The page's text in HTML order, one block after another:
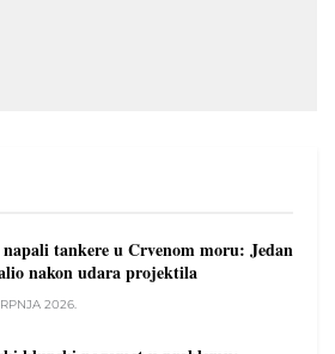
tankere u Crvenom moru: Jedan
nakon udara projektila
2026.